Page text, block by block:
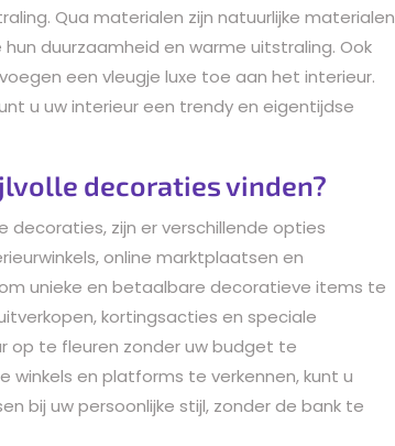
Qua materialen zijn natuurlijke materialen
duurzaamheid en warme uitstraling. Ook
een vleugje luxe toe aan het interieur.
u uw interieur een trendy en eigentijdse
decoraties vinden?
decoraties, zijn er verschillende opties
online marktplaatsen en
unieke en betaalbare decoratieve items te
kortingsacties en speciale
op te fleuren zonder uw budget te
winkels en platforms te verkennen, kunt u
bij uw persoonlijke stijl, zonder de bank te